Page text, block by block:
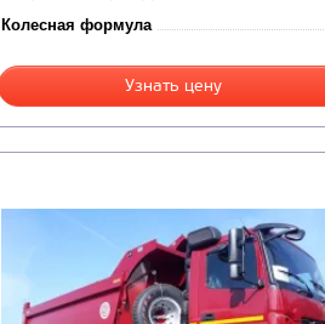
Колесная формула
Узнать цену